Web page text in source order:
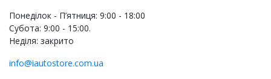
Понеділок - П’ятниця: 9:00 - 18:00
Субота: 9:00 - 15:00.
Неділя: закрито
info@iautostore.com.ua